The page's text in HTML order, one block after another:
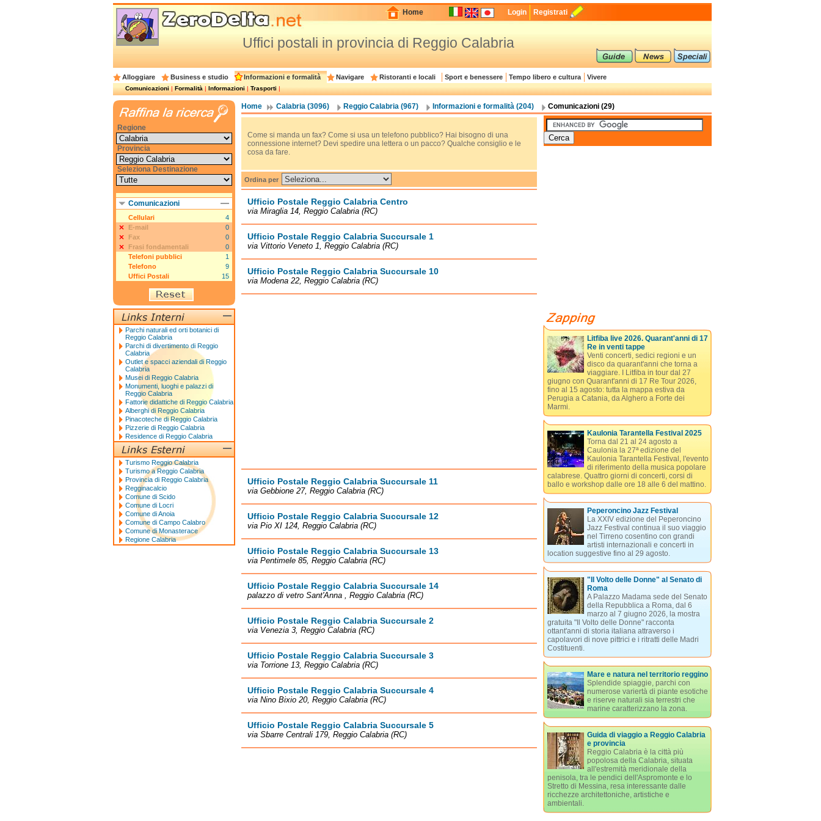
Home Login Registrati
Uffici postali in provincia di Reggio Calabria
Alloggiare Business e studio Informazioni e formalità Navigare Ristoranti e locali Sport e benessere Tempo libero e cultura Vivere
Comunicazioni|Formalità|Informazioni|Trasporti|
Home Calabria (3096) Reggio Calabria (967) Informazioni e formalità (204) Comunicazioni (29)
Come si manda un fax? Come si usa un telefono pubblico? Hai bisogno di una
connessione internet? Devi spedire una lettera o un pacco? Qualche consiglio e le
cosa da fare.
Ordina per
Ufficio Postale Reggio Calabria Centro
via Miraglia 14, Reggio Calabria (RC)
Ufficio Postale Reggio Calabria Succursale 1
via Vittorio Veneto 1, Reggio Calabria (RC)
Ufficio Postale Reggio Calabria Succursale 10
via Modena 22, Reggio Calabria (RC)
Ufficio Postale Reggio Calabria Succursale 11
via Gebbione 27, Reggio Calabria (RC)
Ufficio Postale Reggio Calabria Succursale 12
via Pio XI 124, Reggio Calabria (RC)
Ufficio Postale Reggio Calabria Succursale 13
via Pentimele 85, Reggio Calabria (RC)
Ufficio Postale Reggio Calabria Succursale 14
palazzo di vetro Sant'Anna , Reggio Calabria (RC)
Ufficio Postale Reggio Calabria Succursale 2
via Venezia 3, Reggio Calabria (RC)
Ufficio Postale Reggio Calabria Succursale 3
via Torrione 13, Reggio Calabria (RC)
Ufficio Postale Reggio Calabria Succursale 4
via Nino Bixio 20, Reggio Calabria (RC)
Ufficio Postale Reggio Calabria Succursale 5
via Sbarre Centrali 179, Reggio Calabria (RC)
Litfiba live 2026. Quarant'anni di 17
Re in venti tappe
Venti concerti, sedici regioni e un
disco da quarant'anni che torna a
viaggiare. I Litfiba in tour dal 27
giugno con Quarant'anni di 17 Re Tour 2026,
fino al 15 agosto: tutta la mappa estiva da
Perugia a Catania, da Alghero a Forte dei
Marmi.
Kaulonia Tarantella Festival 2025
Torna dal 21 al 24 agosto a
Caulonia la 27ª edizione del
Kaulonia Tarantella Festival, l'evento
di riferimento della musica popolare
calabrese. Quattro giorni di concerti, corsi di
ballo e workshop dalle ore 18 alle 6 del mattino.
Peperoncino Jazz Festival
La XXIV edizione del Peperoncino
Jazz Festival continua il suo viaggio
nel Tirreno cosentino con grandi
artisti internazionali e concerti in
location suggestive fino al 29 agosto.
"Il Volto delle Donne" al Senato di
Roma
A Palazzo Madama sede del Senato
della Repubblica a Roma, dal 6
marzo al 7 giugno 2026, la mostra
gratuita "Il Volto delle Donne" racconta
ottant'anni di storia italiana attraverso i
capolavori di nove pittrici e i ritratti delle Madri
Costituenti.
Mare e natura nel territorio reggino
Splendide spiaggie, parchi con
numerose variertà di piante esotiche
e riserve naturali sia terrestri che
marine caratterizzano la zona.
Guida di viaggio a Reggio Calabria
e provincia
Reggio Calabria è la città più
popolosa della Calabria, situata
all'estremità meridionale della
penisola, tra le pendici dell'Aspromonte e lo
Stretto di Messina, resa interessante dalle
ricchezze architettoniche, artistiche e
ambientali.
Regione
Provincia
Seleziona Destinazione
Comunicazioni
Cellulari
4
E-mail
0
Fax
0
Frasi fondamentali
0
Telefoni pubblici
1
Telefono
9
Uffici Postali
15
Parchi naturali ed orti botanici di
Reggio Calabria
Parchi di divertimento di Reggio
Calabria
Outlet e spacci aziendali di Reggio
Calabria
Musei di Reggio Calabria
Monumenti, luoghi e palazzi di
Reggio Calabria
Fattorie didattiche di Reggio Calabria
Alberghi di Reggio Calabria
Pinacoteche di Reggio Calabria
Pizzerie di Reggio Calabria
Residence di Reggio Calabria
Turismo Reggio Calabria
Turismo a Reggio Calabria
Provincia di Reggio Calabria
Regginacalcio
Comune di Scido
Comune di Locri
Comune di Anoia
Comune di Campo Calabro
Comune di Monasterace
Regione Calabria